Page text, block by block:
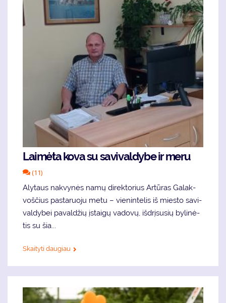
Lai­mė­ta ko­va su sa­vi­val­dy­be ir me­ru
(11)
Aly­taus nak­vy­nės na­mų di­rek­to­rius Ar­tū­ras Ga­lak­
voš­čius pas­ta­ruo­ju me­tu – vie­nin­te­lis iš mies­to sa­vi­
val­dy­bei pa­val­džių įstai­gų va­do­vų, iš­drį­su­sių by­li­nė­
tis su šia...
Skaityti daugiau